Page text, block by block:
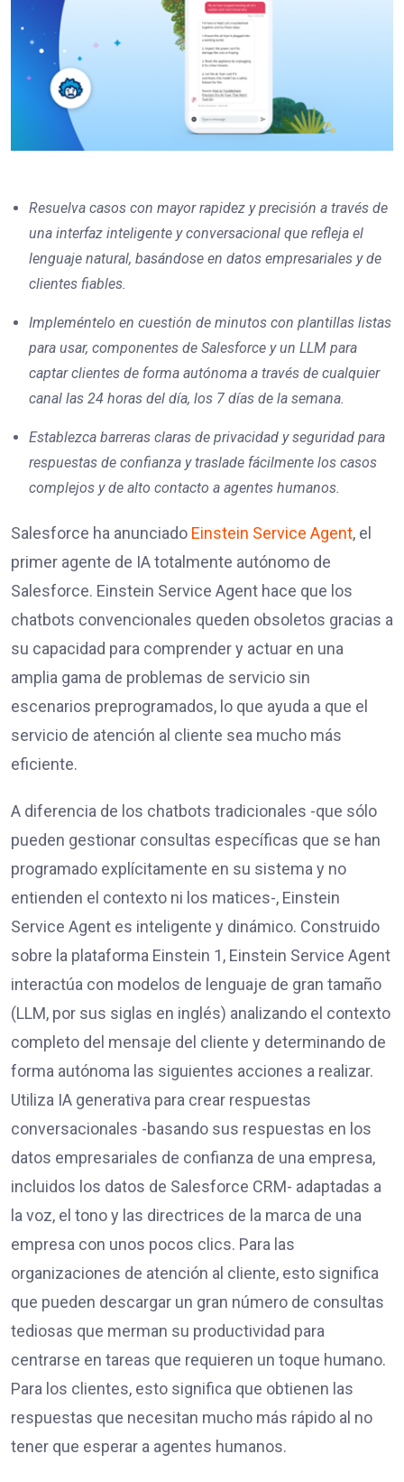
Resuelva casos con mayor rapidez y precisión a través de
una interfaz inteligente y conversacional que refleja el
lenguaje natural, basándose en datos empresariales y de
clientes fiables.
Impleméntelo en cuestión de minutos con plantillas listas
para usar, componentes de Salesforce y un LLM para
captar clientes de forma autónoma a través de cualquier
canal las 24 horas del día, los 7 días de la semana.
Establezca barreras claras de privacidad y seguridad para
respuestas de confianza y traslade fácilmente los casos
complejos y de alto contacto a agentes humanos.
Salesforce ha anunciado Einstein Service Agent, el
primer agente de IA totalmente autónomo de
Salesforce. Einstein Service Agent hace que los
chatbots convencionales queden obsoletos gracias a
su capacidad para comprender y actuar en una
amplia gama de problemas de servicio sin
escenarios preprogramados, lo que ayuda a que el
servicio de atención al cliente sea mucho más
eficiente.
A diferencia de los chatbots tradicionales -que sólo
pueden gestionar consultas específicas que se han
programado explícitamente en su sistema y no
entienden el contexto ni los matices-, Einstein
Service Agent es inteligente y dinámico. Construido
sobre la plataforma Einstein 1, Einstein Service Agent
interactúa con modelos de lenguaje de gran tamaño
(LLM, por sus siglas en inglés) analizando el contexto
completo del mensaje del cliente y determinando de
forma autónoma las siguientes acciones a realizar.
Utiliza IA generativa para crear respuestas
conversacionales -basando sus respuestas en los
datos empresariales de confianza de una empresa,
incluidos los datos de Salesforce CRM- adaptadas a
la voz, el tono y las directrices de la marca de una
empresa con unos pocos clics. Para las
organizaciones de atención al cliente, esto significa
que pueden descargar un gran número de consultas
tediosas que merman su productividad para
centrarse en tareas que requieren un toque humano.
Para los clientes, esto significa que obtienen las
respuestas que necesitan mucho más rápido al no
tener que esperar a agentes humanos.